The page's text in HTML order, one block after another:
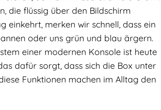
die flüssig über den Bildschirm
merken wir schnell, dass ein
oder uns grün und blau ärgern.
einer modernen Konsole ist heute
dafür sorgt, dass sich die Box unter
Funktionen machen im Alltag den